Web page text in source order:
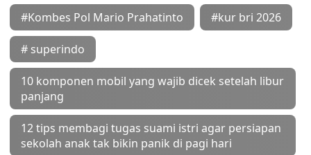
#Kombes Pol Mario Prahatinto #kur bri 2026
# superindo
10 komponen mobil yang wajib dicek setelah libur
panjang
12 tips membagi tugas suami istri agar persiapan
sekolah anak tak bikin panik di pagi hari